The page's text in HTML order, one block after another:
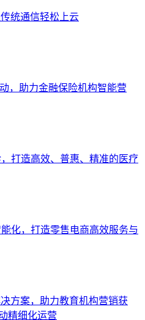
统通信轻松上云
，助力金融保险机构智能营
打造高效、普惠、精准的医疗
化，打造零售电商高效服务与
方案，助力教育机构营销获
精细化运营